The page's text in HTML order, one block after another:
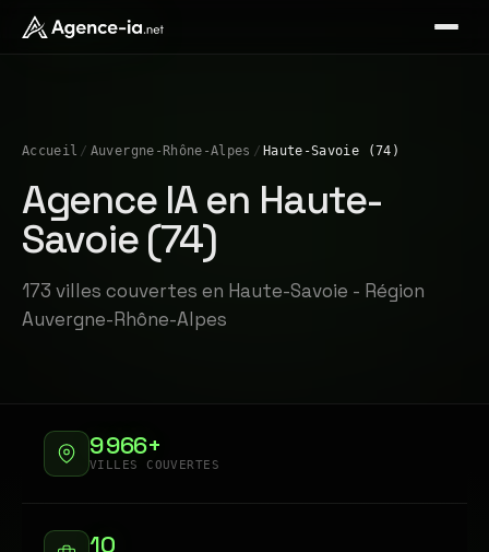
Accueil / Auvergne-Rhône-Alpes / Haute-Savoie (74)
Agence IA en Haute-
Savoie (74)
173 villes couvertes en Haute-Savoie - Région
Auvergne-Rhône-Alpes
9 966+
VILLES COUVERTES
10